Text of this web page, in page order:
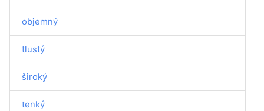
objemný
tlustý
široký
tenký